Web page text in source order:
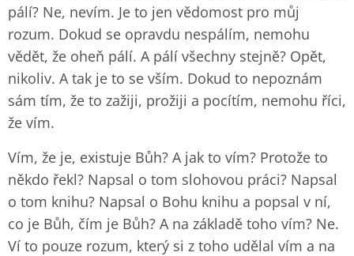
pálí? Ne, nevím. Je to jen vědomost pro můj
rozum. Dokud se opravdu nespálím, nemohu
vědět, že oheň pálí. A pálí všechny stejně? Opět,
nikoliv. A tak je to se vším. Dokud to nepoznám
sám tím, že to zažiji, prožiji a pocítím, nemohu říci,
že vím.
Vím, že je, existuje Bůh? A jak to vím? Protože to
někdo řekl? Napsal o tom slohovou práci? Napsal
o tom knihu? Napsal o Bohu knihu a popsal v ní,
co je Bůh, čím je Bůh? A na základě toho vím? Ne.
Ví to pouze rozum, který si z toho udělal vím a na